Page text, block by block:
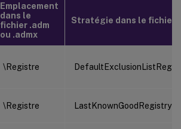
Emplacement
dans le
fichier .adm
ou .admx
Stratégie dans le fichier
\Registre
\Registre LastKnownGoodRegistry